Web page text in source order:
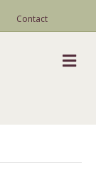
Contact